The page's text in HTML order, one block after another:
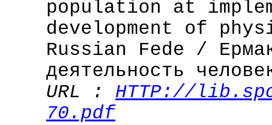
population at
development of
Russian Fede /
деятельность
URL : HTTP://
70.pdf